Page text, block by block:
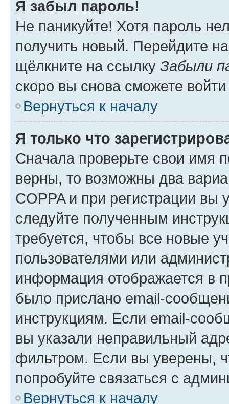
Я забыл пароль!
Не паникуйте! Хотя пароль
получить новый. Перейдите
щёлкните на ссылку Забыли
скоро вы снова сможете
Вернуться к началу
Я только что
Сначала проверьте свои имя
верны, то возможны два
COPPA и при регистрации вы
следуйте полученным
требуется, чтобы все новые
пользователями или
информация отображается в
было прислано email-
инструкциям. Если email-
вы указали неправильный
фильтром. Если вы уверены,
попробуйте связаться с
Вернуться к началу